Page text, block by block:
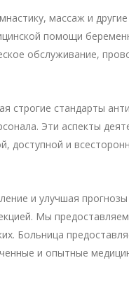
массаж и
помощи
обслуживание,
стандарты
Эти аспекты
доступной и
и улучшая
Мы
Больница
и опытные